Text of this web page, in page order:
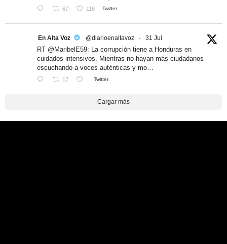
67 116 Twitter
En Alta Voz @diarioenaltavoz · 31 Jul
RT @MaribelE59: La corrupción tiene a Honduras en
cuidados intensivos. Mientras no hayan más ciudadanos
escuchando a voces auténticas y mo…
17 Twitter
Cargar más